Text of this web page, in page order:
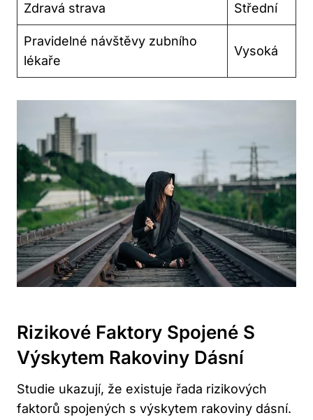
Zdravá strava Střední
Pravidelné návštěvy zubního
lékaře
Vysoká
Rizikové Faktory Spojené S
Výskytem Rakoviny Dásní
Studie ukazují, že existuje řada rizikových
faktorů spojených s výskytem rakoviny dásní.